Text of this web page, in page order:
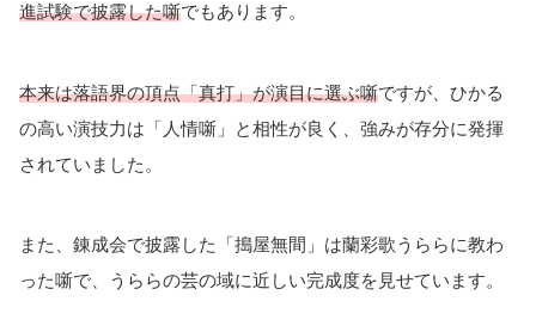
進試験で披露した噺でもあります。
本来は落語界の頂点「真打」が演目に選ぶ噺ですが、ひかる
の高い演技力は「人情噺」と相性が良く、強みが存分に発揮
されていました。
また、錬成会で披露した「搗屋無間」は蘭彩歌うららに教わ
った噺で、うららの芸の域に近しい完成度を見せています。